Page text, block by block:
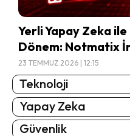
Yerli Yapay Zeka
Dönem: Notmatix
23 TEMMUZ 2026 | 12:15
Teknoloji
Yapay Zeka
Güvenlik